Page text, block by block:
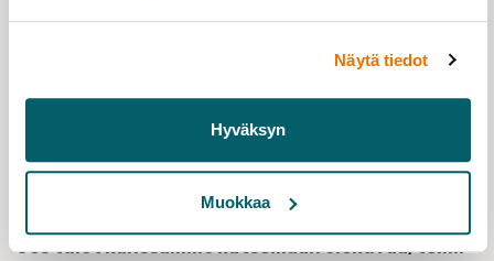
Näytä tiedot
Hyväksyn
Muokkaa
ohjeet kutsun alla). Jos osallistut etäyhteydellä, voit
ilmoittautua vielä 21.4.
LISÄTIETOJA VIRKISTYSOHJELMASTA
Arimo Mustosen stand up-esityksen jälkeen voit valita,
haluatko katsoa elokuvan vai pelata yhdessä:
Jos tulet kanssamme katsomaan elokuvaa, toimi